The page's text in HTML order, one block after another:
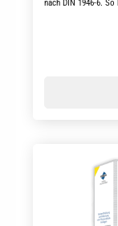
nach DIN 1946-6.